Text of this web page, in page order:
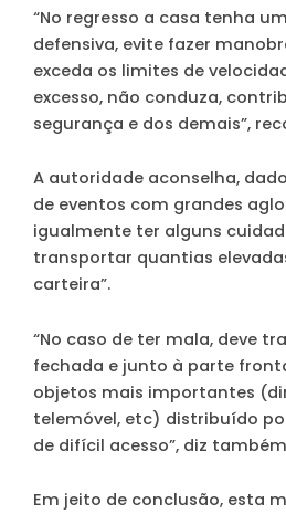
“No regresso a casa tenha
defensiva, evite fazer
exceda os limites de
excesso, não conduza,
segurança e dos demais”,
A autoridade aconselha,
de eventos com grandes
igualmente ter alguns
transportar quantias
carteira”.
“No caso de ter mala, deve
fechada e junto à parte
objetos mais importantes
telemóvel, etc) distribuído
de difícil acesso”, diz também
Em jeito de conclusão, esta